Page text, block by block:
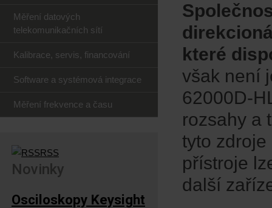
které
však není
62000D-
rozsahy a
tyto
přístroje
další
Měření datových
telekomunikačních sítí
Kalibrace, servis, financování
Software a systémová integrace
Měření frekvence a času
RSS
Novinky
Osciloskopy Keysight